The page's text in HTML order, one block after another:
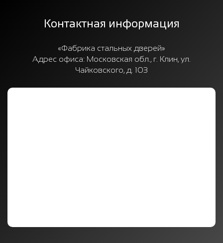
Контактная информация
«Фабрика стальных дверей»
Адрес офиса: Московская обл., г. Клин, ул.
Чайковского, д. 103